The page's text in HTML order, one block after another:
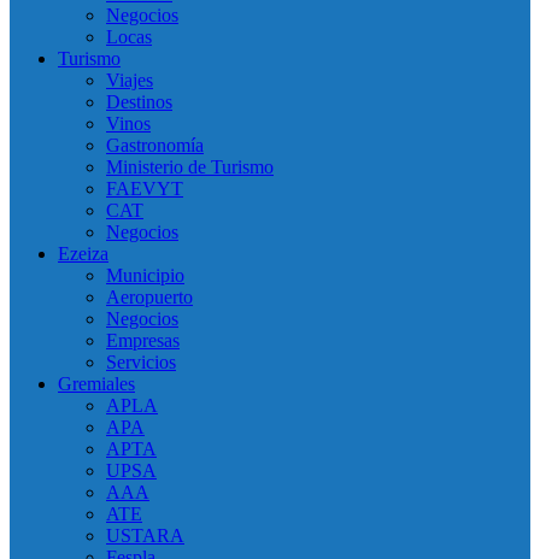
Negocios
Locas
Turismo
Viajes
Destinos
Vinos
Gastronomía
Ministerio de Turismo
FAEVYT
CAT
Negocios
Ezeiza
Municipio
Aeropuerto
Negocios
Empresas
Servicios
Gremiales
APLA
APA
APTA
UPSA
AAA
ATE
USTARA